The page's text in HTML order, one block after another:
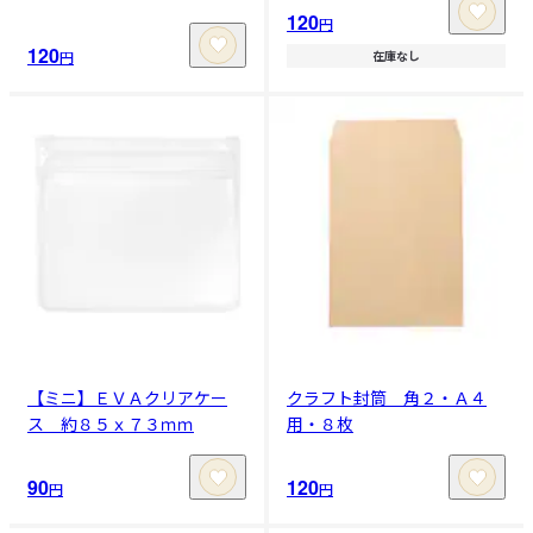
120円
120円
在庫なし
【ミニ】ＥＶＡクリアケー
ス 約８５ｘ７３ｍｍ
90円
クラフト封筒 角２・Ａ４
用・８枚
120円